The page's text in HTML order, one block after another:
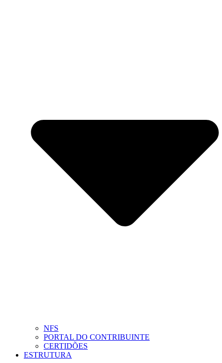
NFS
PORTAL DO CONTRIBUINTE
CERTIDÕES
ESTRUTURA